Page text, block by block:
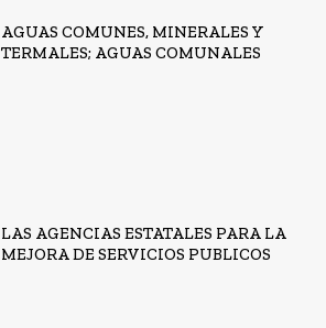
AGUAS COMUNES, MINERALES Y
TERMALES; AGUAS COMUNALES
LAS AGENCIAS ESTATALES PARA LA
MEJORA DE SERVICIOS PUBLICOS